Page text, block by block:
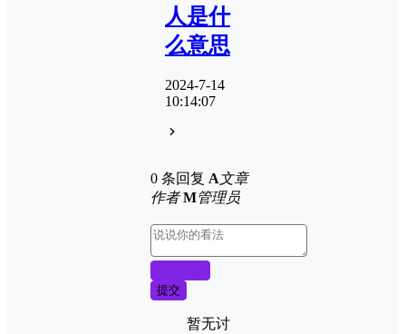
人是什
么意思
2024-7-14
10:14:07
0 条回复 A文章
作者 M管理员
提交
暂无讨